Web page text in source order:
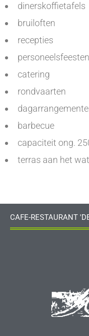
dinerskoffietafels
bruiloften
recepties
personeelsfeesten
catering
rondvaarten
barbecue
capaciteit ong.
terras aan het
CAFE-RESTAURANT